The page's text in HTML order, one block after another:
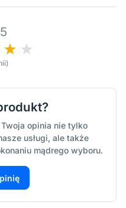
opinia nie tylko
usługi, ale także
mądrego wyboru.